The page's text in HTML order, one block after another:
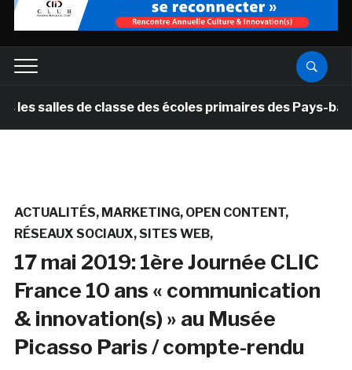
de classe des écoles primaires des Pays-bas
ACTUALITÉS MARKETING OPEN CONTENT
RÉSEAUX SOCIAUX SITES WEB
17 mai 2019: 1ère Journée CLIC
France 10 ans « communication
& innovation(s) » au Musée
Picasso Paris / compte-rendu